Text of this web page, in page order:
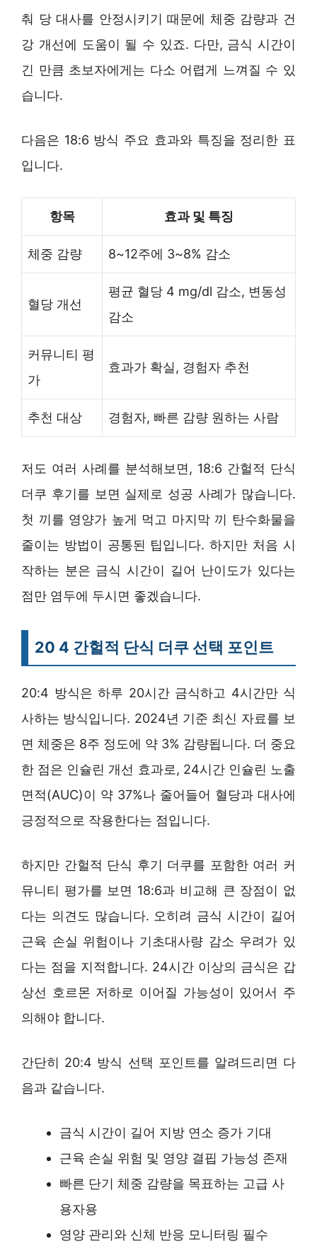
춰 당 대사를 안정시키기 때문에 체중 감량과 건
강 개선에 도움이 될 수 있죠. 다만, 금식 시간이
긴 만큼 초보자에게는 다소 어렵게 느껴질 수 있
습니다.
다음은 18:6 방식 주요 효과와 특징을 정리한 표
입니다.
항목 효과 및 특징
체중 감량 8~12주에 3~8% 감소
혈당 개선
평균 혈당 4 mg/dl 감소, 변동성
감소
커뮤니티 평
가
효과가 확실, 경험자 추천
추천 대상 경험자, 빠른 감량 원하는 사람
저도 여러 사례를 분석해보면, 18:6 간헐적 단식
더쿠 후기를 보면 실제로 성공 사례가 많습니다.
첫 끼를 영양가 높게 먹고 마지막 끼 탄수화물을
줄이는 방법이 공통된 팁입니다. 하지만 처음 시
작하는 분은 금식 시간이 길어 난이도가 있다는
점만 염두에 두시면 좋겠습니다.
20 4 간헐적 단식 더쿠 선택 포인트
20:4 방식은 하루 20시간 금식하고 4시간만 식
사하는 방식입니다. 2024년 기준 최신 자료를 보
면 체중은 8주 정도에 약 3% 감량됩니다. 더 중요
한 점은 인슐린 개선 효과로, 24시간 인슐린 노출
면적(AUC)이 약 37%나 줄어들어 혈당과 대사에
긍정적으로 작용한다는 점입니다.
하지만 간헐적 단식 후기 더쿠를 포함한 여러 커
뮤니티 평가를 보면 18:6과 비교해 큰 장점이 없
다는 의견도 많습니다. 오히려 금식 시간이 길어
근육 손실 위험이나 기초대사량 감소 우려가 있
다는 점을 지적합니다. 24시간 이상의 금식은 갑
상선 호르몬 저하로 이어질 가능성이 있어서 주
의해야 합니다.
간단히 20:4 방식 선택 포인트를 알려드리면 다
음과 같습니다.
금식 시간이 길어 지방 연소 증가 기대
근육 손실 위험 및 영양 결핍 가능성 존재
빠른 단기 체중 감량을 목표하는 고급 사
용자용
영양 관리와 신체 반응 모니터링 필수